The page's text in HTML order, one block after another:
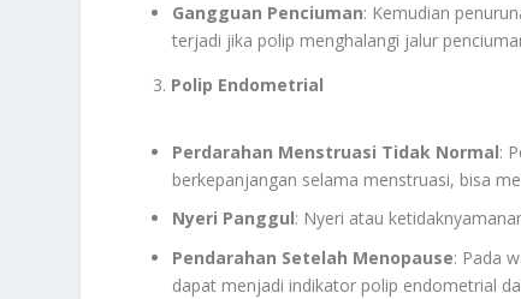
Gangguan Penciuman: Kemudian
terjadi jika polip menghalangi jalur
3. Polip Endometrial
Perdarahan Menstruasi Tidak Normal:
berkepanjangan selama menstruasi, bisa
Nyeri Panggul: Nyeri atau
Pendarahan Setelah Menopause: Pada
dapat menjadi indikator polip endometrial